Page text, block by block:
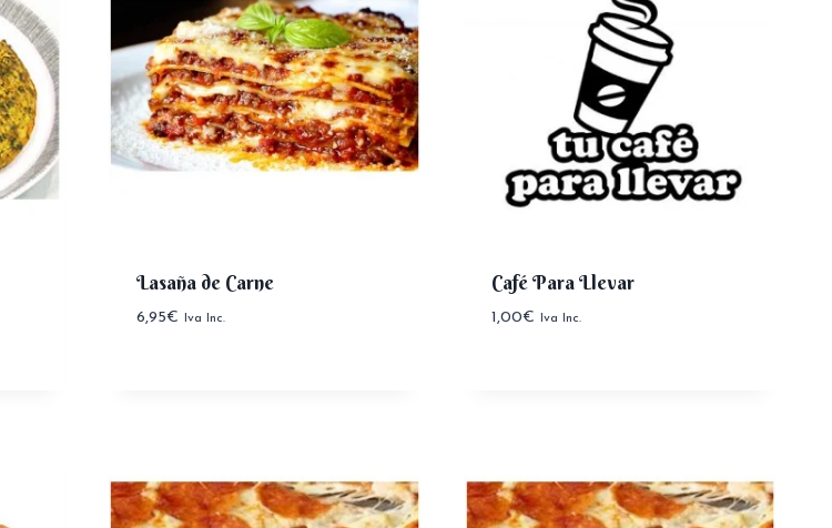
Lasaña de Carne
6,95€ Iva Inc.
Café Para Llevar
1,00€ Iva Inc.